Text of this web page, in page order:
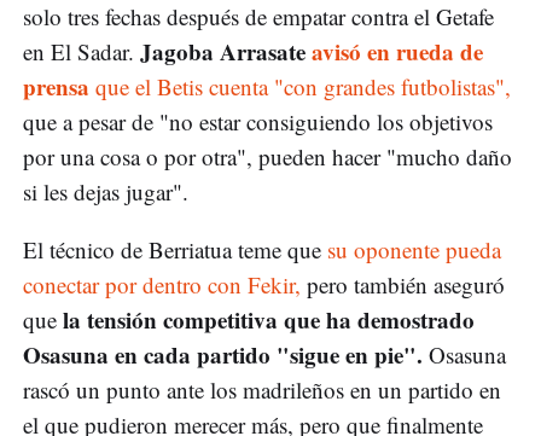
solo tres fechas después de empatar contra el Getafe
en El Sadar. Jagoba Arrasateavisó en rueda de
prensa que el Betis cuenta "con grandes futbolistas",
que a pesar de "no estar consiguiendo los objetivos
por una cosa o por otra", pueden hacer "mucho daño
si les dejas jugar".
El técnico de Berriatua teme que su oponente pueda
conectar por dentro con Fekir, pero también aseguró
que la tensión competitiva que ha demostrado
Osasuna en cada partido "sigue en pie". Osasuna
rascó un punto ante los madrileños en un partido en
el que pudieron merecer más, pero que finalmente